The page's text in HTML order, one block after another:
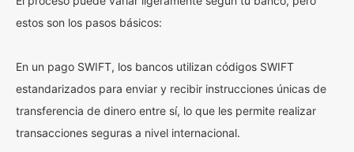
estos son los pasos básicos:
En un pago SWIFT, los bancos utilizan códigos SWIFT
estandarizados para enviar y recibir instrucciones únicas de
transferencia de dinero entre sí, lo que les permite realizar
transacciones seguras a nivel internacional.